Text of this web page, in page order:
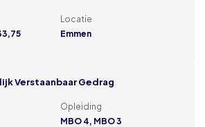
Locatie
Emmen
Verstaanbaar Gedrag
Opleiding
MBO 4, MBO 3